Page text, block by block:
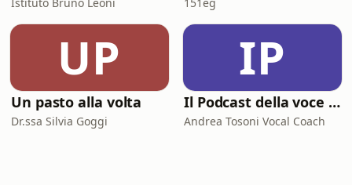
UP
Un pasto alla volta
Dr.ssa Silvia Goggi
IP
Il Podcast della voce e del canto
Andrea Tosoni Vocal Coach